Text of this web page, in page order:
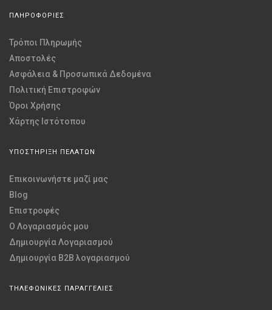
ΠΛΗΡΟΦΟΡΙΕΣ
Τρόποι Πληρωμής
Αποστολές
Ασφάλεια & Προσωπικά Δεδομένα
Πολιτική Επιστροφών
Όροι Χρήσης
Χάρτης Ιστότοπου
ΥΠΟΣΤΗΡΙΞΗ ΠΕΛΑΤΩΝ
Επικοινωνήστε μαζί μας
Blog
Επιστροφές
O Λογαριασμός μου
Δημιουργία Λογαριασμού
Δημιουργία B2B λογαριασμού
ΤΗΛΕΦΩΝΙΚΕΣ ΠΑΡΑΓΓΕΛΙΕΣ